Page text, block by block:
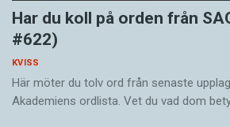
Har du koll på orden från
#622)
KVISS
Här möter du tolv ord från senaste
Akademiens ordlista. Vet du vad dom